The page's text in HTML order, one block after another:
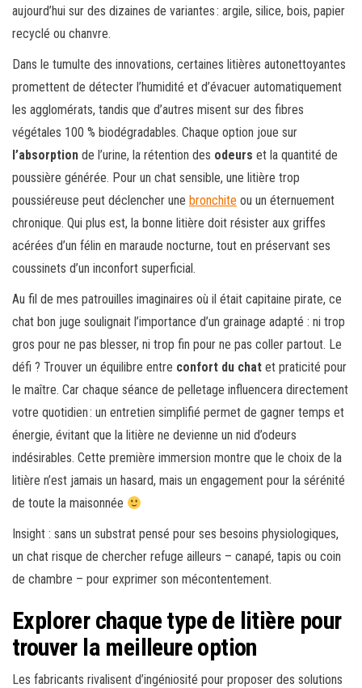
aujourd’hui sur des dizaines de variantes : argile, silice, bois, papier
recyclé ou chanvre.
Dans le tumulte des innovations, certaines litières autonettoyantes
promettent de détecter l’humidité et d’évacuer automatiquement
les agglomérats, tandis que d’autres misent sur des fibres
végétales 100 % biodégradables. Chaque option joue sur
l’absorption de l’urine, la rétention des odeurs et la quantité de
poussière générée. Pour un chat sensible, une litière trop
poussiéreuse peut déclencher une bronchite ou un éternuement
chronique. Qui plus est, la bonne litière doit résister aux griffes
acérées d’un félin en maraude nocturne, tout en préservant ses
coussinets d’un inconfort superficial.
Au fil de mes patrouilles imaginaires où il était capitaine pirate, ce
chat bon juge soulignait l’importance d’un grainage adapté : ni trop
gros pour ne pas blesser, ni trop fin pour ne pas coller partout. Le
défi ? Trouver un équilibre entre confort du chat et praticité pour
le maître. Car chaque séance de pelletage influencera directement
votre quotidien : un entretien simplifié permet de gagner temps et
énergie, évitant que la litière ne devienne un nid d’odeurs
indésirables. Cette première immersion montre que le choix de la
litière n’est jamais un hasard, mais un engagement pour la sérénité
de toute la maisonnée
Insight : sans un substrat pensé pour ses besoins physiologiques,
un chat risque de chercher refuge ailleurs – canapé, tapis ou coin
de chambre – pour exprimer son mécontentement.
Explorer chaque type de litière pour
trouver la meilleure option
Les fabricants rivalisent d’ingéniosité pour proposer des solutions